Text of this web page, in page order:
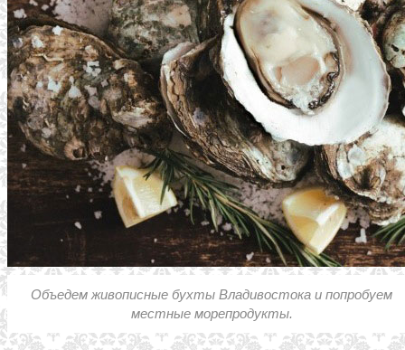
Объедем живописные бухты Владивостока и попробуем
местные морепродукты.